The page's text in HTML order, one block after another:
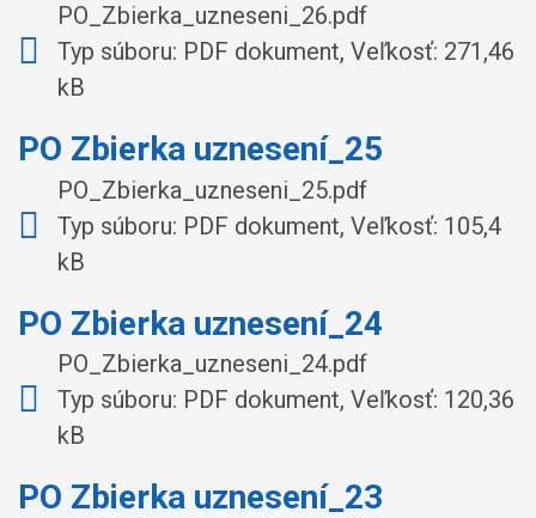
PO_Zbierka_uzneseni_26.pdf
Typ súboru: PDF dokument, Veľkosť: 271,46
kB
PO Zbierka uznesení_25
PO_Zbierka_uzneseni_25.pdf
Typ súboru: PDF dokument, Veľkosť: 105,4
kB
PO Zbierka uznesení_24
PO_Zbierka_uzneseni_24.pdf
Typ súboru: PDF dokument, Veľkosť: 120,36
kB
PO Zbierka uznesení_23